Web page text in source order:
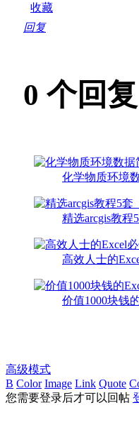
收藏
回复
0 个回复
化学物质环境
精选arcgis教程
高效人士的
价值1000块钱
高级模式
B Color Image Link Quote
您需要登录后才可以回帖